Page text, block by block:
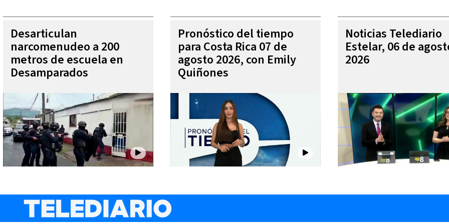
Desarticulan
narcomenudeo a 200
metros de escuela en
Desamparados
Pronóstico del tiempo
para Costa Rica 07 de
agosto 2026, con Emily
Quiñones
Noticias Telediario
Estelar, 06 de
2026